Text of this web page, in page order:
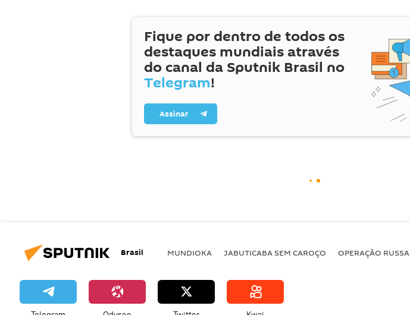
Fique por dentro de todos os
destaques mundiais através
do canal da Sputnik Brasil no
Telegram!
Assinar
Brasil MUNDIOKA JABUTICABA SEM CAROÇO OPERAÇÃO RUSSA